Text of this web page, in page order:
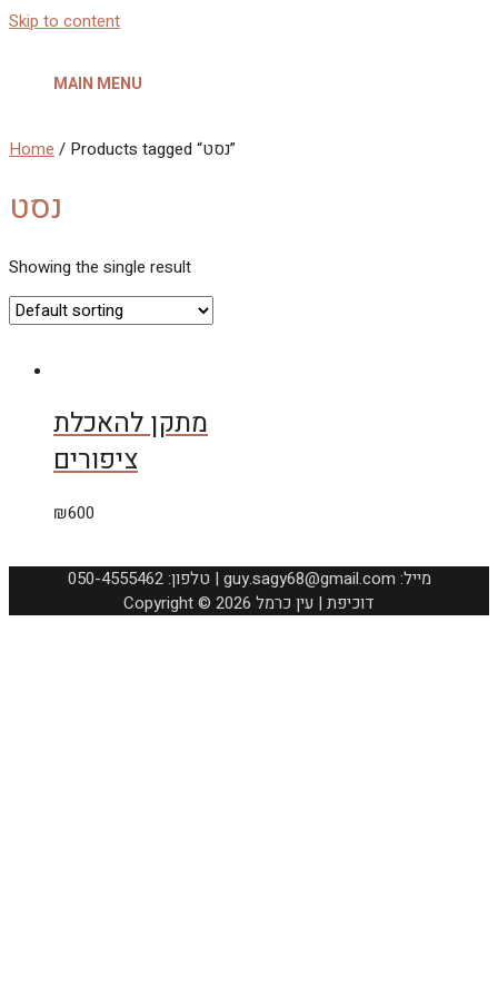
Skip to content
MAIN MENU
Home / Products tagged “נסט”
נסט
Showing the single result
מתקן להאכלת
ציפורים
₪600
050-4555462 :טלפון | guy.sagy68@gmail.com :מייל
Copyright © 2026 דוכיפת | עין כרמל